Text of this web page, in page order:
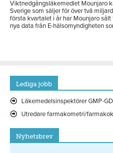
Viktnedgångsläkemedlet Mounjaro
Sverige som säljer för över två
första kvartalet i år har Mounjaro
nya data från E-hälsomyndigheten
Lediga jobb
Läkemedelsinspektörer GMP-
Utredare farmakometri/
Nyhetsbrev